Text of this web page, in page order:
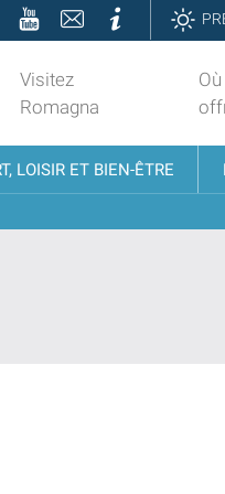
YouTubeContattiInformazioni
Visitez
Romagna
LOISIR ET BIEN-ÊTRE